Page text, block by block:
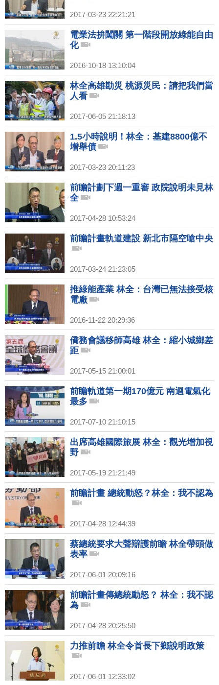
2017-03-23 22:21:21
電業法拚闖關 第一階段開放綠能自由
化
2016-10-18 13:10:04
林全高雄勘災 桃源災民：請把我們當
人看
2017-06-05 21:18:13
1.5小時說明！林全：基建8800億不
增舉債
2017-03-23 20:11:23
前瞻計劃下週一重審 政院說明未見林
全
2017-04-28 10:53:24
前瞻計畫軌道建設 新北市隔空嗆中央
2017-03-24 21:23:05
推綠能產業 林全：台灣已無法接受核
電廠
2016-11-22 20:29:36
僑務會議移師高雄 林全：縮小城鄉差
距
2017-05-15 21:00:01
前瞻軌道第一期170億元 南迴電氣化
最多
2017-07-10 21:10:15
出席高雄國際旅展 林全：觀光增加視
野
2017-05-19 21:21:49
前瞻計畫 總統動怒？林全：我不認為
2017-04-28 12:44:39
蔡總統要求大聲辯護前瞻 林全帶頭做
表率
2017-06-01 20:09:16
前瞻計畫傳總統動怒？ 林全：我不認
為
2017-04-28 20:25:50
力推前瞻 林全令首長下鄉說明政策
2017-06-01 12:33:02